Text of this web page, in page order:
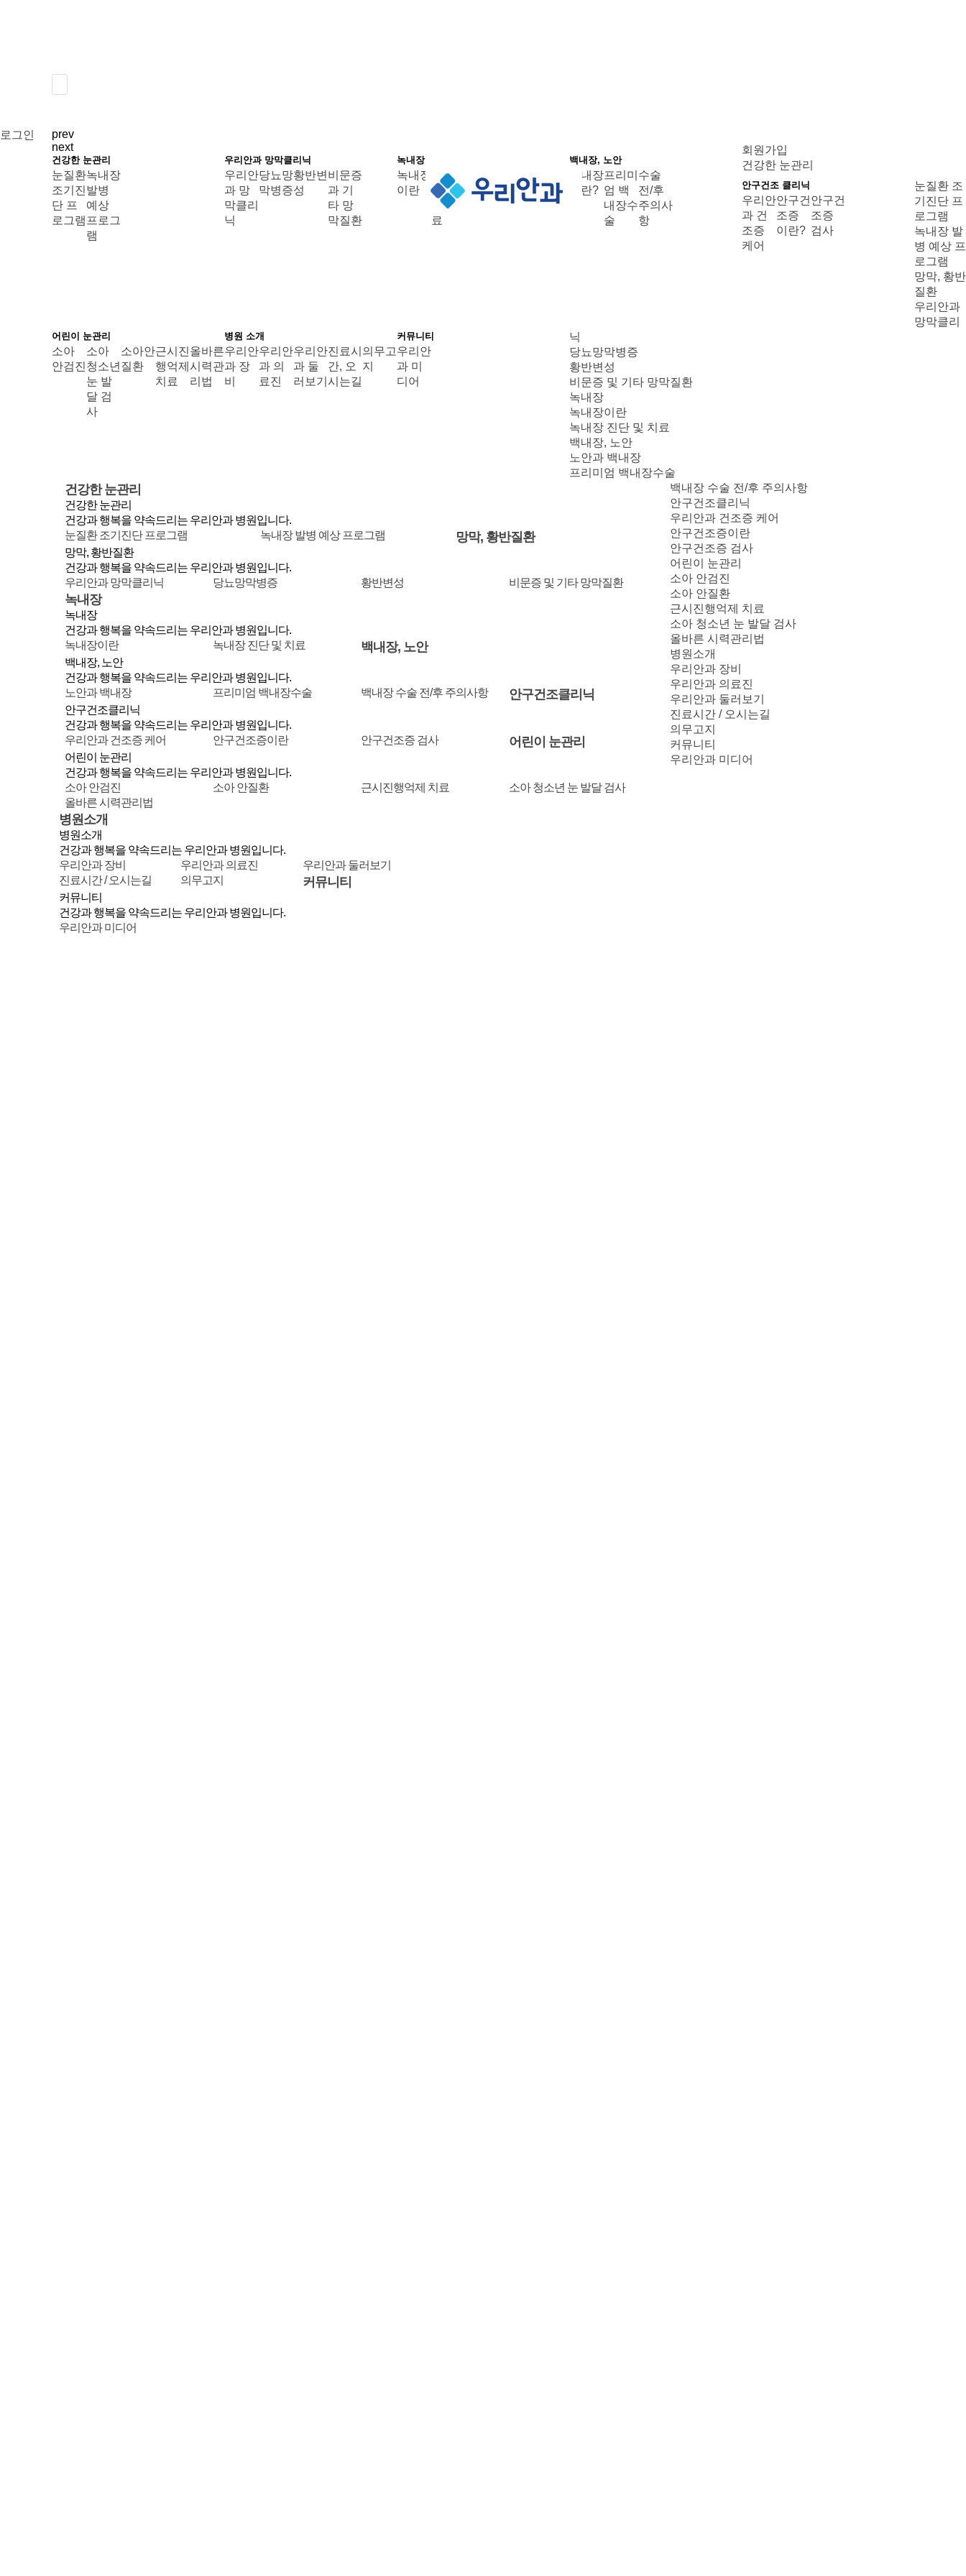
prev
next
건강한 눈관리
눈질환
조기진
단 프
로그램
녹내장
발병
예상
프로그
램
우리안과 망막클리닉
우리안
과 망
막클리
닉
당뇨망
막병증
황반변
성
비문증
과 기
타 망
막질환
녹내장
녹내장
이란
녹내장
진단
및 치
료
백내장, 노안
백내장
이란?
프리미
엄 백
내장수
술
수술
전/후
주의사
항
안구건조 클리닉
우리안
과 건
조증
케어
안구건
조증
이란?
안구건
조증
검사
어린이 눈관리
소아
안검진
소아
청소년
눈 발
달 검
사
소아안
질환
근시진
행억제
치료
올바른
시력관
리법
병원 소개
우리안
과 장
비
우리안
과 의
료진
우리안
과 둘
러보기
진료시
간, 오
시는길
의무고
지
커뮤니티
우리안
과 미
디어
건강한 눈관리
건강한 눈관리
건강과 행복을 약속드리는 우리안과 병원입니다.
눈질환 조기진단 프로그램
녹내장 발병 예상 프로그램 망막, 황반질환
망막, 황반질환
건강과 행복을 약속드리는 우리안과 병원입니다.
우리안과 망막클리닉
당뇨망막병증 황반변성 비문증 및 기타 망막질환
녹내장
녹내장
건강과 행복을 약속드리는 우리안과 병원입니다.
녹내장이란
녹내장 진단 및 치료 백내장, 노안
백내장, 노안
건강과 행복을 약속드리는 우리안과 병원입니다.
노안과 백내장
프리미엄 백내장수술 백내장 수술 전/후 주의사항 안구건조클리닉
안구건조클리닉
건강과 행복을 약속드리는 우리안과 병원입니다.
우리안과 건조증 케어
안구건조증이란 안구건조증 검사 어린이 눈관리
어린이 눈관리
건강과 행복을 약속드리는 우리안과 병원입니다.
소아 안검진
소아 안질환 근시진행억제 치료
소아 청소년 눈 발달 검사
올바른 시력관리법
병원소개
병원소개
건강과 행복을 약속드리는 우리안과 병원입니다.
우리안과 장비
우리안과 의료진
우리안과 둘러보기
진료시간 / 오시는길
의무고지 커뮤니티
커뮤니티
건강과 행복을 약속드리는 우리안과 병원입니다.
우리안과 미디어
로그인
회원가입
건강한 눈관리
눈질환 조
기진단 프
로그램
녹내장 발
병 예상 프
로그램
망막, 황반
질환
우리안과
망막클리
닉
당뇨망막병증
황반변성
비문증 및 기타 망막질환
녹내장
녹내장이란
녹내장 진단 및 치료
백내장, 노안
노안과 백내장
프리미엄 백내장수술
백내장 수술 전/후 주의사항
안구건조클리닉
우리안과 건조증 케어
안구건조증이란
안구건조증 검사
어린이 눈관리
소아 안검진
소아 안질환
근시진행억제 치료
소아 청소년 눈 발달 검사
올바른 시력관리법
병원소개
우리안과 장비
우리안과 의료진
우리안과 둘러보기
진료시간 / 오시는길
의무고지
커뮤니티
우리안과 미디어